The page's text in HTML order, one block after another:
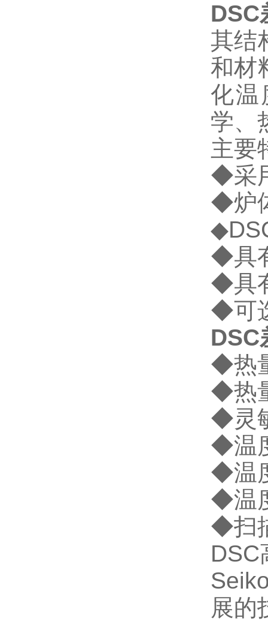
DSC
其结
和材
化温
学、
主要
◆采
◆炉
◆具
◆具
◆可
DSC
◆热
◆热
◆灵
◆温
◆温
◆温
◆扫
DSC
展的